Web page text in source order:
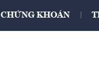
CHỨNG KHOÁN